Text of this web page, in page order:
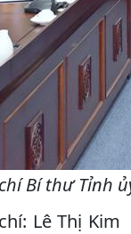
Bí thư Tỉnh
Lê Thị Kim